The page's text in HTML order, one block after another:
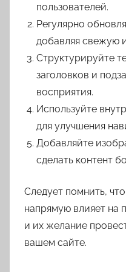
пользователей.
Регулярно
добавляя свежую
Структурируйте
заголовков и
восприятия.
Используйте
для улучшения
Добавляйте
сделать контент
Следует помнить,
напрямую влияет на
и их желание
вашем сайте.